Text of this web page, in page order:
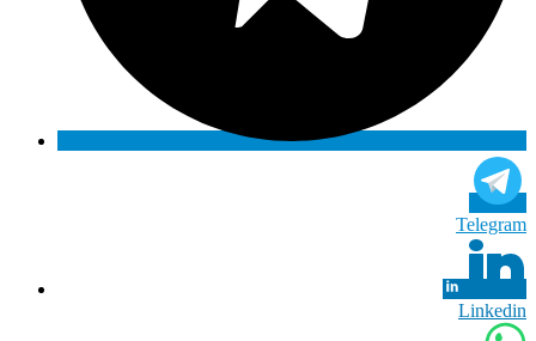
Telegram
Linkedin